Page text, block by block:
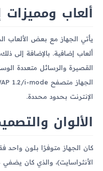
ألعاب ومميزات
يأتي الجهاز مع بعض الألعاب
ألعاب إضافية. بالإضافة إلى
القصيرة والرسائل متعددة
الإنترنت بحدود محددة.
الألوان
الأنثراسايت)، والذي كان